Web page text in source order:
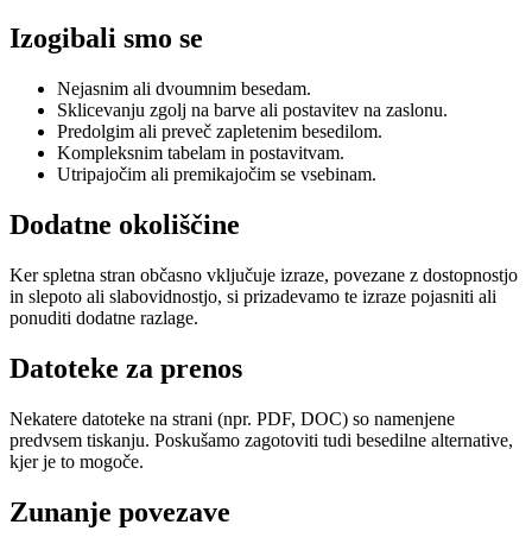
Izogibali smo se
Nejasnim ali dvoumnim besedam.
Sklicevanju zgolj na barve ali postavitev na zaslonu.
Predolgim ali preveč zapletenim besedilom.
Kompleksnim tabelam in postavitvam.
Utripajočim ali premikajočim se vsebinam.
Dodatne okoliščine
Ker spletna stran občasno vključuje izraze, povezane z dostopnostjo
in slepoto ali slabovidnostjo, si prizadevamo te izraze pojasniti ali
ponuditi dodatne razlage.
Datoteke za prenos
Nekatere datoteke na strani (npr. PDF, DOC) so namenjene
predvsem tiskanju. Poskušamo zagotoviti tudi besedilne alternative,
kjer je to mogoče.
Zunanje povezave